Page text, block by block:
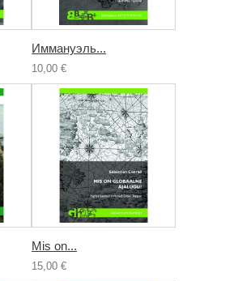
Иммануэль...
10,00 €
Mis on...
15,00 €